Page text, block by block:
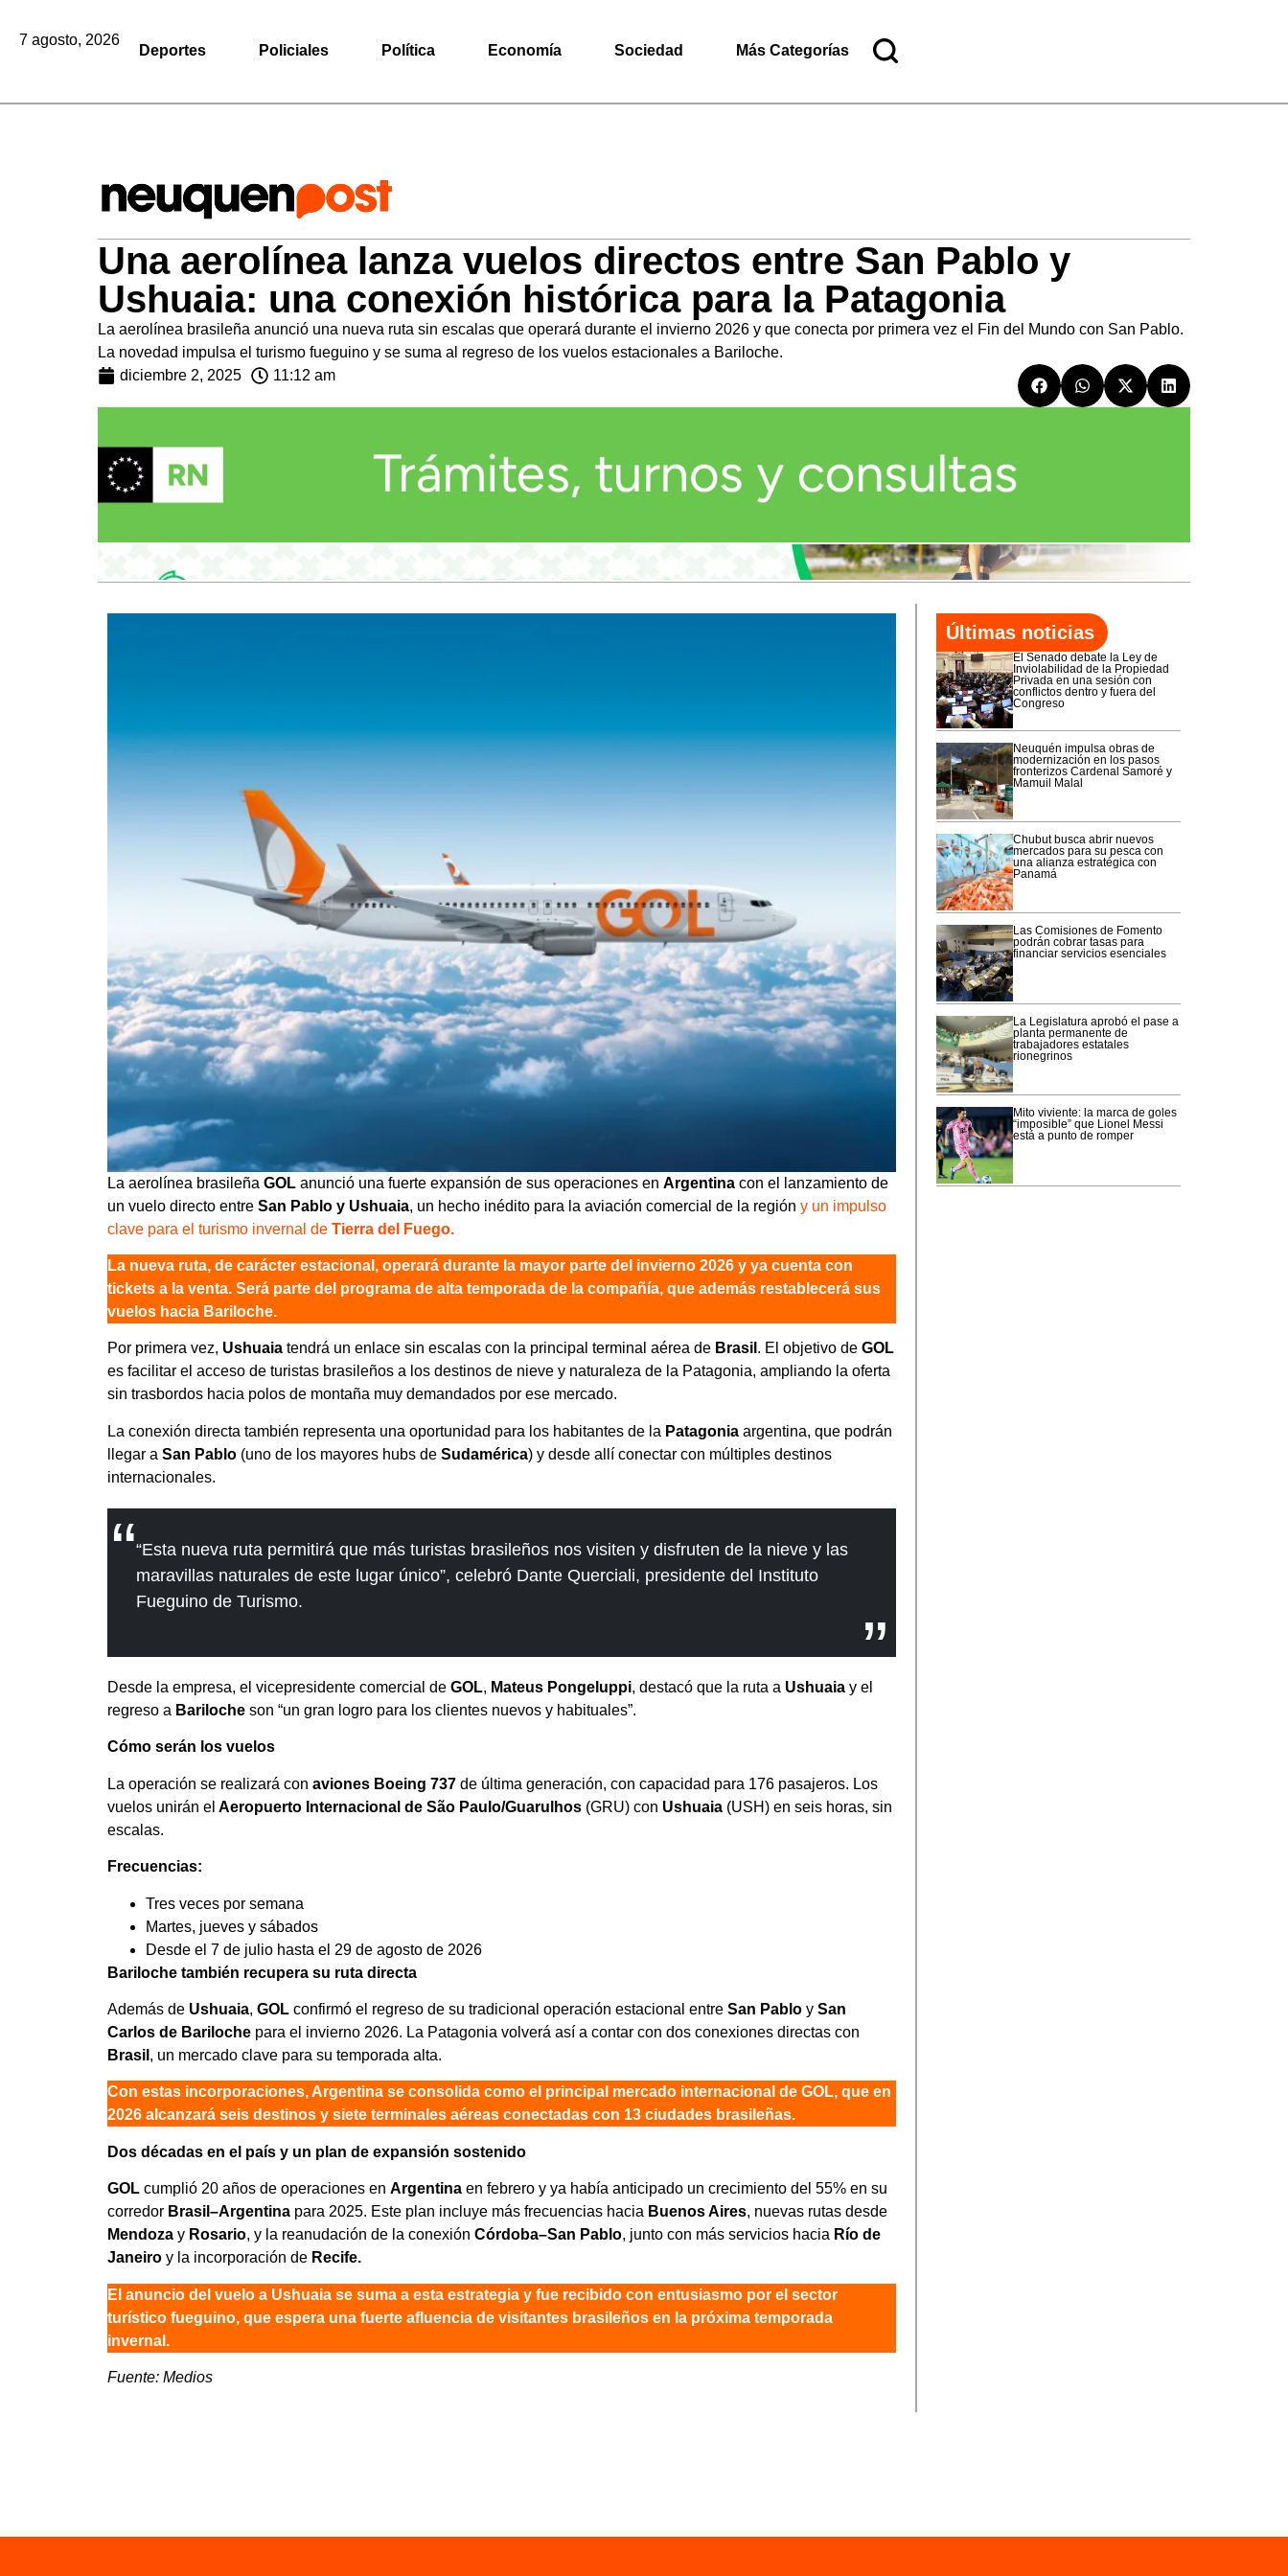
7 agosto, 2026
Deportes Policiales Política Economía Sociedad Más Categorías
Una aerolínea lanza vuelos directos entre San Pablo y
Ushuaia: una conexión histórica para la Patagonia
La aerolínea brasileña anunció una nueva ruta sin escalas que operará durante el invierno 2026 y que conecta por primera vez el Fin del Mundo con San Pablo.
La novedad impulsa el turismo fueguino y se suma al regreso de los vuelos estacionales a Bariloche.
diciembre 2, 2025
11:12 am
La aerolínea brasileña GOL anunció una fuerte expansión de sus operaciones en Argentina con el lanzamiento de
un vuelo directo entre San Pablo y Ushuaia, un hecho inédito para la aviación comercial de la región y un impulso
clave para el turismo invernal de Tierra del Fuego.
La nueva ruta, de carácter estacional, operará durante la mayor parte del invierno 2026 y ya cuenta con
tickets a la venta. Será parte del programa de alta temporada de la compañía, que además restablecerá sus
vuelos hacia Bariloche.
Por primera vez, Ushuaia tendrá un enlace sin escalas con la principal terminal aérea de Brasil . El objetivo de GOL
es facilitar el acceso de turistas brasileños a los destinos de nieve y naturaleza de la Patagonia, ampliando la oferta
sin trasbordos hacia polos de montaña muy demandados por ese mercado.
La conexión directa también representa una oportunidad para los habitantes de la Patagonia argentina, que podrán
llegar a San Pablo (uno de los mayores hubs de Sudamérica) y desde allí conectar con múltiples destinos
internacionales.
“Esta nueva ruta permitirá que más turistas brasileños nos visiten y disfruten de la nieve y las
maravillas naturales de este lugar único”, celebró Dante Querciali, presidente del Instituto
Fueguino de Turismo.
Desde la empresa, el vicepresidente comercial de GOL, Mateus Pongeluppi, destacó que la ruta a Ushuaia y el
regreso a Bariloche son “un gran logro para los clientes nuevos y habituales”.
Cómo serán los vuelos
La operación se realizará con aviones Boeing 737 de última generación, con capacidad para 176 pasajeros. Los
vuelos unirán el Aeropuerto Internacional de São Paulo/Guarulhos (GRU) con Ushuaia (USH) en seis horas, sin
escalas.
Frecuencias:
Tres veces por semana
Martes, jueves y sábados
Desde el 7 de julio hasta el 29 de agosto de 2026
Bariloche también recupera su ruta directa
Además de Ushuaia, GOL confirmó el regreso de su tradicional operación estacional entre San Pablo y San
Carlos de Bariloche para el invierno 2026. La Patagonia volverá así a contar con dos conexiones directas con
Brasil , un mercado clave para su temporada alta.
Con estas incorporaciones, Argentina se consolida como el principal mercado internacional de GOL, que en
2026 alcanzará seis destinos y siete terminales aéreas conectadas con 13 ciudades brasileñas.
Dos décadas en el país y un plan de expansión sostenido
GOL cumplió 20 años de operaciones en Argentina en febrero y ya había anticipado un crecimiento del 55% en su
corredor Brasil–Argentina para 2025. Este plan incluye más frecuencias hacia Buenos Aires, nuevas rutas desde
Mendoza y Rosario, y la reanudación de la conexión Córdoba–San Pablo, junto con más servicios hacia Río de
Janeiro y la incorporación de Recife.
El anuncio del vuelo a Ushuaia se suma a esta estrategia y fue recibido con entusiasmo por el sector
turístico fueguino, que espera una fuerte afluencia de visitantes brasileños en la próxima temporada
invernal.
Fuente: Medios
Últimas noticias
El Senado debate la Ley de
Inviolabilidad de la Propiedad
Privada en una sesión con
conflictos dentro y fuera del
Congreso
Neuquén impulsa obras de
modernización en los pasos
fronterizos Cardenal Samoré y
Mamuil Malal
Chubut busca abrir nuevos
mercados para su pesca con
una alianza estratégica con
Panamá
Las Comisiones de Fomento
podrán cobrar tasas para
financiar servicios esenciales
La Legislatura aprobó el pase a
planta permanente de
trabajadores estatales
rionegrinos
Mito viviente: la marca de goles
“imposible” que Lionel Messi
está a punto de romper